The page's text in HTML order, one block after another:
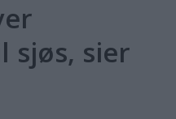
sjøs, sier